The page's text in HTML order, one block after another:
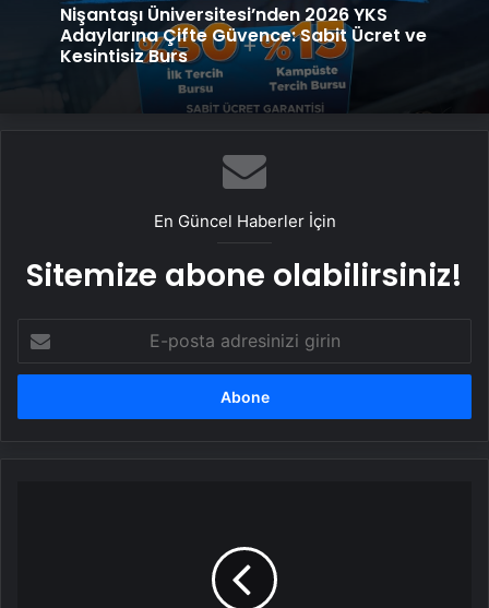
Nişantaşı Üniversitesi’nden 2026 YKS
Adaylarına Çifte Güvence: Sabit Ücret ve
Kesintisiz Burs
En Güncel Haberler İçin
Sitemize abone olabilirsiniz!
posta
adresinizi